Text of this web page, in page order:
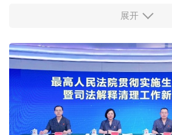
活力中国调研行丨安徽的定力与活
从助力重建家园到治理乡村西藏
上半年医药工业创新加速突破 研
夏日经济乘“热”而上 消费市场向“
展开